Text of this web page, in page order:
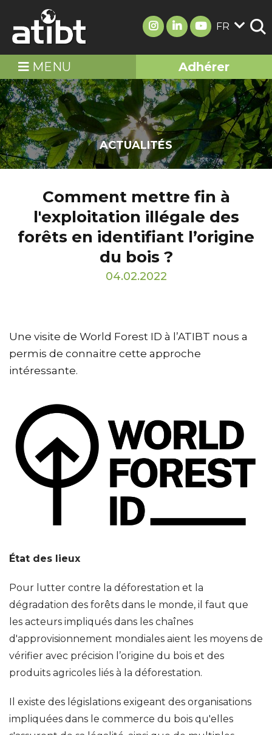
FR
MENU Adhérer
ACTUALITÉS
Comment mettre fin à
l'exploitation illégale des
forêts en identifiant l’origine
du bois ?
04.02.2022
Une visite de World Forest ID à l’ATIBT nous a
permis de connaitre cette approche
intéressante.
État des lieux
Pour lutter contre la déforestation et la
dégradation des forêts dans le monde, il faut que
les acteurs impliqués dans les chaînes
d'approvisionnement mondiales aient les moyens de
vérifier avec précision l’origine du bois et des
produits agricoles liés à la déforestation.
Il existe des législations exigeant des organisations
impliquées dans le commerce du bois qu'elles